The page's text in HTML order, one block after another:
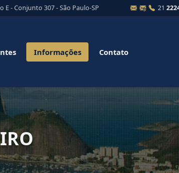
E - Conjunto 307 - São Paulo-SP 21
Informações Contato